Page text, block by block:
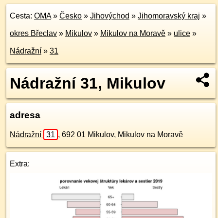
Cesta: OMA» Česko » Jihovýchod » Jihomoravský kraj »
okres Břeclav » Mikulov » Mikulov na Moravě » ulice »
Nádražní » 31
Nádražní 31, Mikulov
adresa
Nádražní 31 , 692 01 Mikulov, Mikulov na Moravě
Extra: